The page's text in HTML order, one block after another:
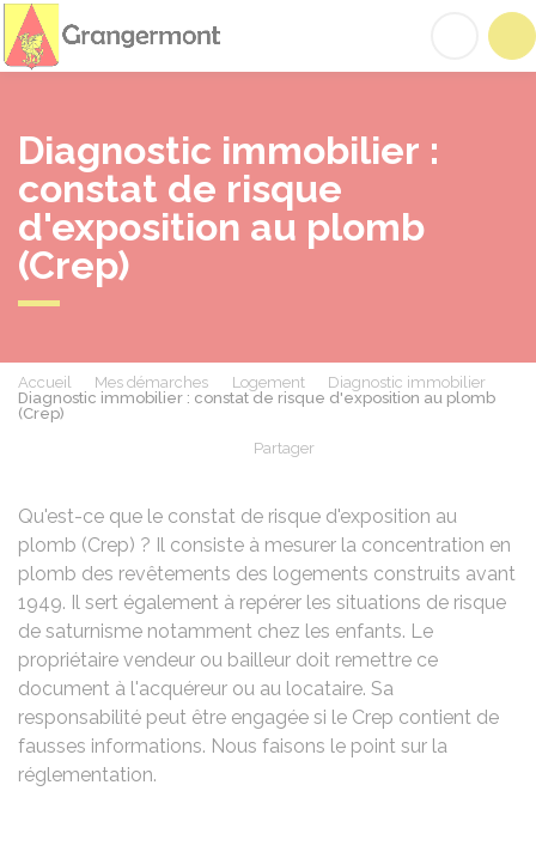
Diagnostic immobilier :
constat de risque
d'exposition au plomb
(Crep)
Accueil Mes démarches Logement
Diagnostic immobilier
Diagnostic immobilier : constat de risque d'exposition au plomb
(Crep)
Partager
Qu'est-ce que le constat de risque d'exposition au
plomb (Crep) ? Il consiste à mesurer la concentration en
plomb des revêtements des logements construits avant
1949. Il sert également à repérer les situations de risque
de saturnisme notamment chez les enfants. Le
propriétaire vendeur ou bailleur doit remettre ce
document à l'acquéreur ou au locataire. Sa
responsabilité peut être engagée si le Crep contient de
fausses informations. Nous faisons le point sur la
réglementation.